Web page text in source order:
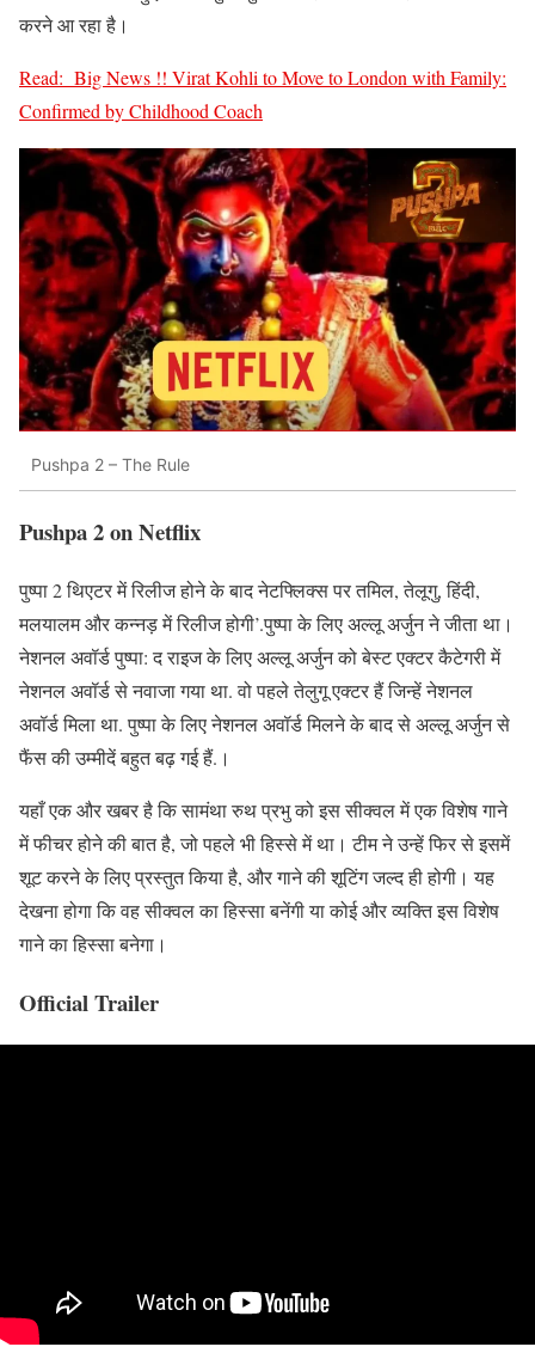
करने आ रहा है ।
Read: Big News !! Virat Kohli to Move to London with Family:
Confirmed by Childhood Coach
Pushpa 2 – The Rule
Pushpa 2 on Netflix
पुष्पा 2 थिएटर में रिलीज होने के बाद नेटफ्लिक्स पर तमिल, तेलूगु, हिंदी,
मलयालम और कन्नड़ में रिलीज होगी’.पुष्पा के लिए अल्लू अर्जुन ने जीता था ।
नेशनल अवॉर्ड पुष्पा: द राइज के लिए अल्लू अर्जुन को बेस्ट एक्टर कैटेगरी में
नेशनल अवॉर्ड से नवाजा गया था. वो पहले तेलुगू एक्टर हैं जिन्हें नेशनल
अवॉर्ड मिला था. पुष्पा के लिए नेशनल अवॉर्ड मिलने के बाद से अल्लू अर्जुन से
फैंस की उम्मीदें बहुत बढ़ गई हैं. ।
यहाँ एक और खबर है कि सामंथा रुथ प्रभु को इस सीक्वल में एक विशेष गाने
में फीचर होने की बात है, जो पहले भी हिस्से में था। टीम ने उन्हें फिर से इसमें
शूट करने के लिए प्रस्तुत किया है, और गाने की शूटिंग जल्द ही होगी। यह
देखना होगा कि वह सीक्वल का हिस्सा बनेंगी या कोई और व्यक्ति इस विशेष
गाने का हिस्सा बनेगा।
Official Trailer